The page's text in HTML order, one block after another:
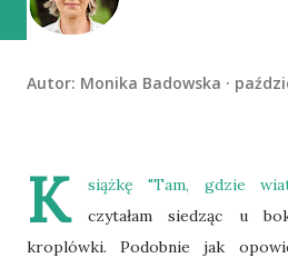
Autor: Monika Badowska
K
siążkę "Tam, gdzie
czytałam siedząc u
kroplówki. Podobnie jak